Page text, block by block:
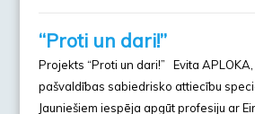
“Proti un dari!”
Projekts “Proti un dari!” Evita
pašvaldības sabiedrisko attiecību
Jauniešiem iespēja apgūt profesiju ar